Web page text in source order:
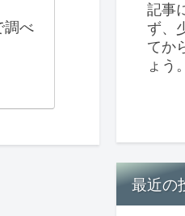
調べ
記事
ず、
てか
ょう。
最近の